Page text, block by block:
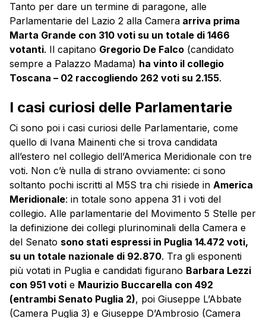
Tanto per dare un termine di paragone, alle
Parlamentarie del Lazio 2 alla Camera arriva prima
Marta Grande con 310 voti su un totale di 1466
votanti. Il capitano Gregorio De Falco (candidato
sempre a Palazzo Madama) ha vinto il collegio
Toscana – 02 raccogliendo 262 voti su 2.155.
I casi curiosi delle Parlamentarie
Ci sono poi i casi curiosi delle Parlamentarie, come
quello di Ivana Mainenti che si trova candidata
all’estero nel collegio dell’America Meridionale con tre
voti. Non c’è nulla di strano ovviamente: ci sono
soltanto pochi iscritti al M5S tra chi risiede in America
Meridionale: in totale sono appena 31 i voti del
collegio. Alle parlamentarie del Movimento 5 Stelle per
la definizione dei collegi plurinominali della Camera e
del Senato sono stati espressi in Puglia 14.472 voti,
su un totale nazionale di 92.870. Tra gli esponenti
più votati in Puglia e candidati figurano Barbara Lezzi
con 951 voti e Maurizio Buccarella con 492
(entrambi Senato Puglia 2), poi Giuseppe L’Abbate
(Camera Puglia 3) e Giuseppe D’Ambrosio (Camera